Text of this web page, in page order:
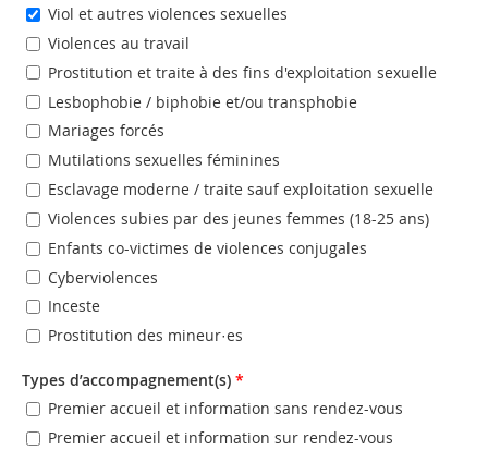
Viol et autres violences sexuelles
Violences au travail
Prostitution et traite à des fins d'exploitation sexuelle
Lesbophobie / biphobie et/ou transphobie
Mariages forcés
Mutilations sexuelles féminines
Esclavage moderne / traite sauf exploitation sexuelle
Violences subies par des jeunes femmes (18-25 ans)
Enfants co-victimes de violences conjugales
Cyberviolences
Inceste
Prostitution des mineur·es
Types d’accompagnement(s) *
Premier accueil et information sans rendez-vous
Premier accueil et information sur rendez-vous